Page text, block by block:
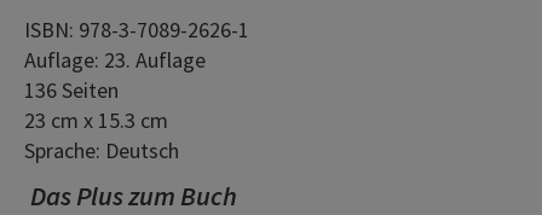
ISBN: 978-3-7089-2626-1
Auflage: 23. Auflage
136 Seiten
23 cm x 15.3 cm
Sprache: Deutsch
Das Plus zum Buch